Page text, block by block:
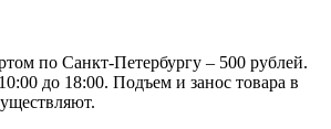
по Санкт-Петербургу – 500 рублей.
до 18:00. Подъем и занос товара в